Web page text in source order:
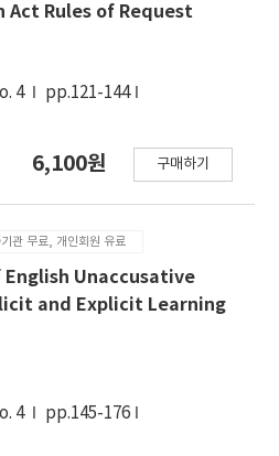
Act Rules of Request
4
pp.121-144
6,100원 구매하기
관 무료, 개인회원 유료
Unaccusative
and Explicit Learning
4
pp.145-176